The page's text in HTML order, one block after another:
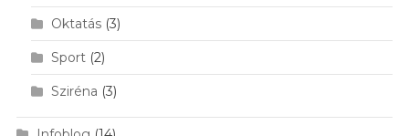
Oktatás(3)
Sport(2)
Sziréna (3)